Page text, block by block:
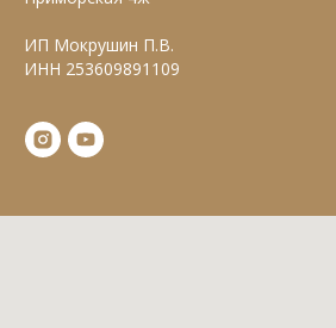
ИП Мокрушин П.В.
ИНН 253609891109